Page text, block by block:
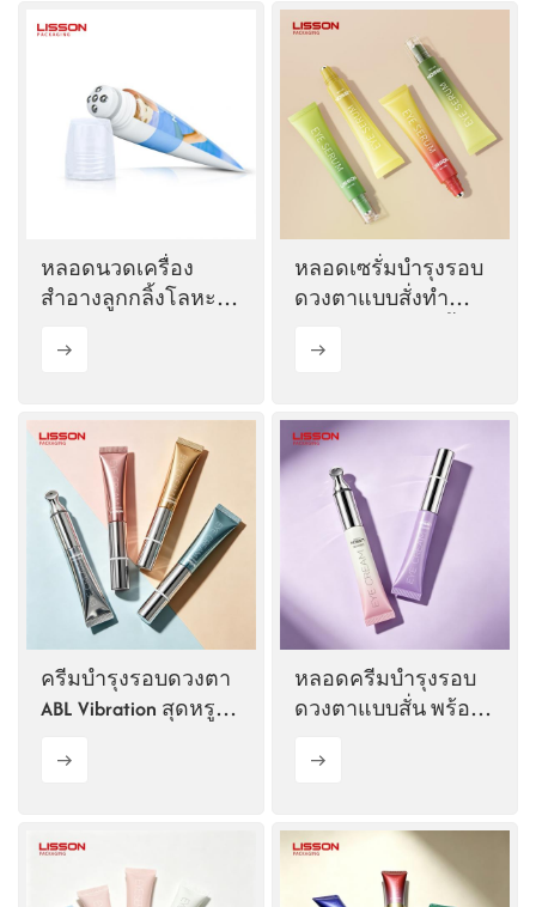
หลอดนวดเครื่อง
สำอางลูกกลิ้งโลหะ 5
มล. พร้อมหัวเสียบได้
หลอดเซรั่มบำรุงรอบ
ดวงตาแบบสั่งทำ
เหล็ก
ครีมบำรุงรอบดวงตา
ABL Vibration สุดหรูใน
หลอดครีมบำรุงรอบ
ดวงตาแบบสั่น พร้อม
โลหะผสมสังกะสี